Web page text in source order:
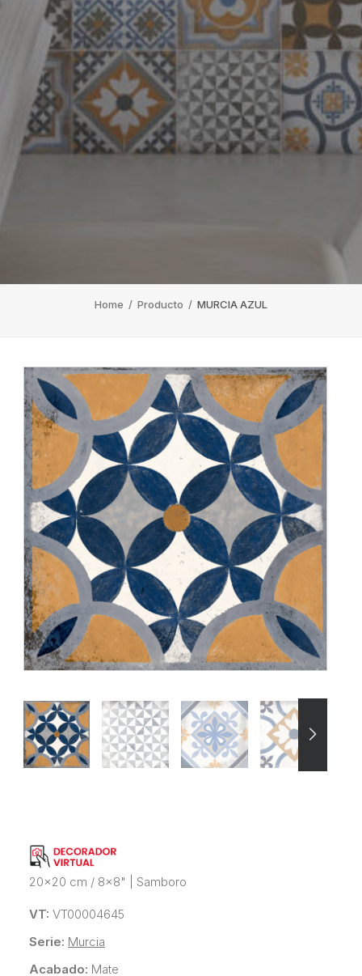
Home / Producto / MURCIA AZUL
20x20 cm / 8x8" Samboro
VT: VT00004645
Serie: Murcia
Acabado: Mate